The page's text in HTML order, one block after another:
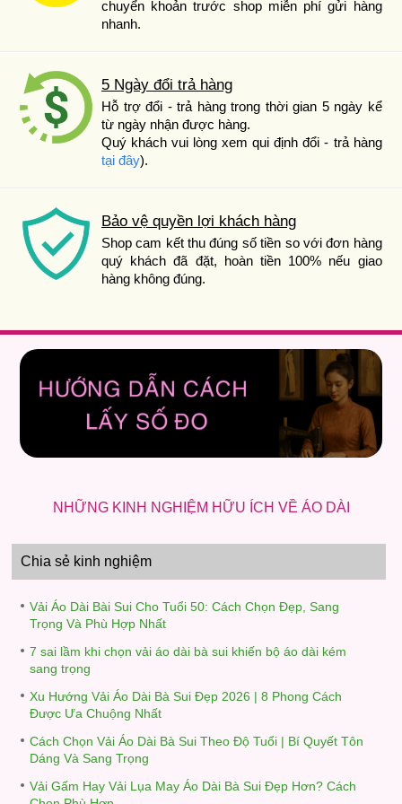
chuyển khoản trước shop miễn phí gửi hàng
nhanh.
5 Ngày đổi trả hàng
Hỗ trợ đổi - trả hàng trong thời gian 5 ngày kể
từ ngày nhận được hàng.
Quý khách vui lòng xem qui định đổi - trả hàng
tại đây).
Bảo vệ quyền lợi khách hàng
Shop cam kết thu đúng số tiền so với đơn hàng
quý khách đã đặt, hoàn tiền 100% nếu giao
hàng không đúng.
NHỮNG KINH NGHIỆM HỮU ÍCH VỀ ÁO DÀI
Chia sẻ kinh nghiệm
Vải Áo Dài Bài Sui Cho Tuổi 50: Cách Chọn Đẹp, Sang
Trọng Và Phù Hợp Nhất
7 sai lầm khi chọn vải áo dài bà sui khiến bộ áo dài kém
sang trọng
Xu Hướng Vải Áo Dài Bà Sui Đẹp 2026 | 8 Phong Cách
Được Ưa Chuộng Nhất
Cách Chọn Vải Áo Dài Bà Sui Theo Độ Tuổi | Bí Quyết Tôn
Dáng Và Sang Trọng
Vải Gấm Hay Vải Lụa May Áo Dài Bà Sui Đẹp Hơn? Cách